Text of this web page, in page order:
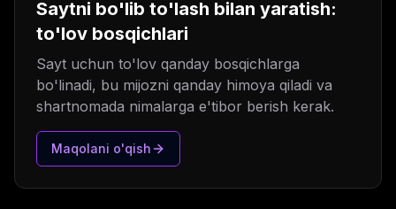
Saytni bo'lib to'lash bilan yaratish:
to'lov bosqichlari
Sayt uchun to'lov qanday bosqichlarga
bo'linadi, bu mijozni qanday himoya qiladi va
shartnomada nimalarga e'tibor berish kerak.
Maqolani o'qish